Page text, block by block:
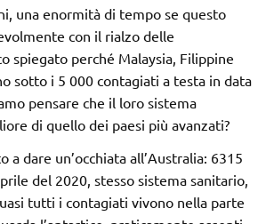
una enormità di tempo se questo
con il rialzo delle
spiegato perché Malaysia, Filippine
sotto i 5 000 contagiati a testa in data
pensare che il loro sistema
di quello dei paesi più avanzati?
a dare un’occhiata all’Australia: 6315
del 2020, stesso sistema sanitario,
tutti i contagiati vivono nella parte